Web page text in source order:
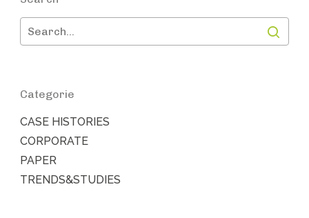
Categorie
CASE HISTORIES
CORPORATE
PAPER
TRENDS&STUDIES